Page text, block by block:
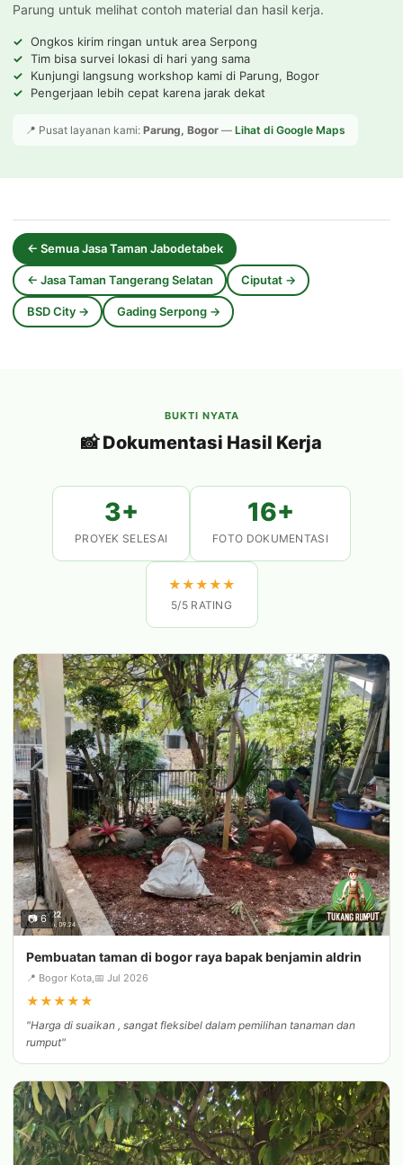
Parung untuk melihat contoh material dan hasil kerja.
Ongkos kirim ringan untuk area Serpong
Tim bisa survei lokasi di hari yang sama
Kunjungi langsung workshop kami di Parung, Bogor
Pengerjaan lebih cepat karena jarak dekat
📍 Pusat layanan kami: Parung, Bogor — Lihat di Google Maps
← Semua Jasa Taman Jabodetabek
← Jasa Taman Tangerang Selatan Ciputat →
BSD City → Gading Serpong →
BUKTI NYATA
📸 Dokumentasi Hasil Kerja
3+
PROYEK SELESAI
16+
FOTO DOKUMENTASI
★★★★★
5/5 RATING
📷 6
Pembuatan taman di bogor raya bapak benjamin aldrin
📍 Bogor Kota,📅 Jul 2026
★★★★★
"Harga di suaikan , sangat fleksibel dalam pemilihan tanaman dan
rumput"